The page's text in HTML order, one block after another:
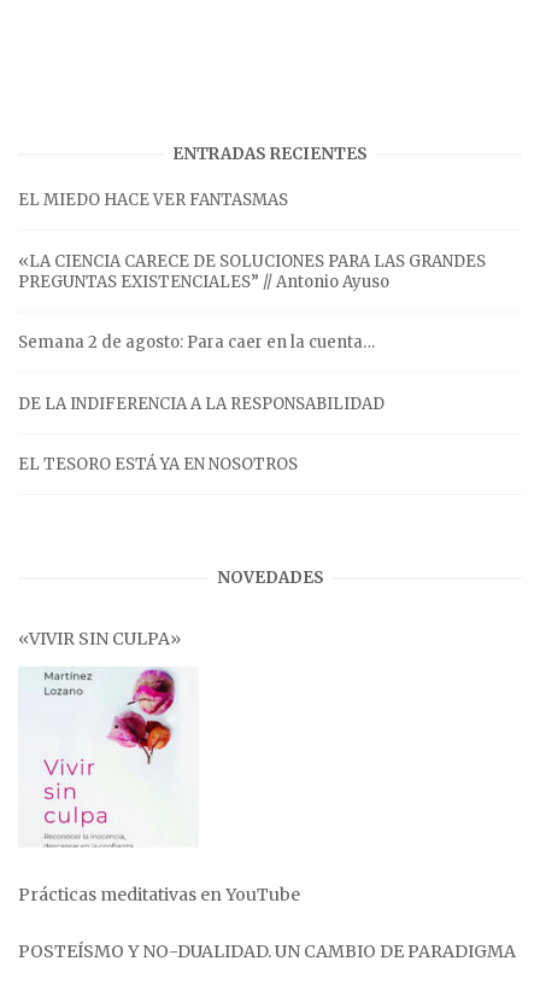
ENTRADAS RECIENTES
EL MIEDO HACE VER FANTASMAS
«LA CIENCIA CARECE DE SOLUCIONES PARA LAS GRANDES
PREGUNTAS EXISTENCIALES” // Antonio Ayuso
Semana 2 de agosto: Para caer en la cuenta…
DE LA INDIFERENCIA A LA RESPONSABILIDAD
EL TESORO ESTÁ YA EN NOSOTROS
NOVEDADES
«VIVIR SIN CULPA»
Prácticas meditativas en YouTube
POSTEÍSMO Y NO-DUALIDAD. UN CAMBIO DE PARADIGMA